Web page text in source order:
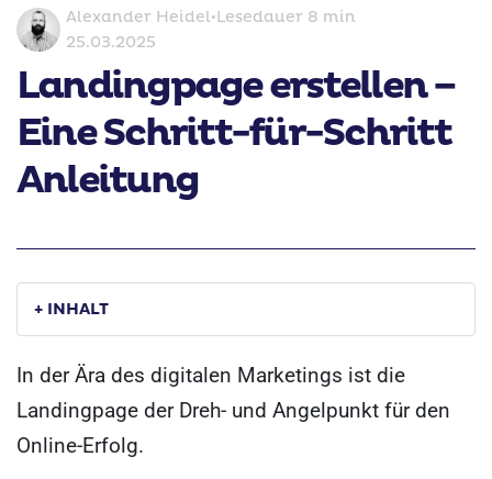
Alexander Heidel•Lesedauer 8 min
25.03.2025
Landingpage erstellen –
Eine Schritt-für-Schritt
Anleitung
+ INHALT
In der Ära des digitalen Marketings ist die
Landingpage der Dreh- und Angelpunkt für den
Online-Erfolg.